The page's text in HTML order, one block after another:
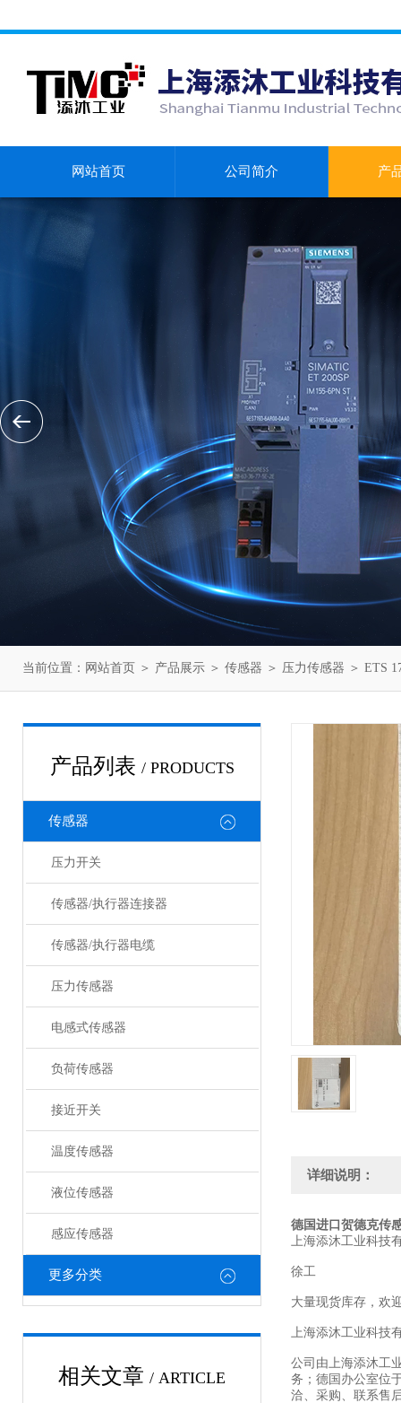
网站首页 公司简介 产
当前位置： 网站首页 ＞ 产品展示 ＞ 传感器 ＞ 压力传感器 ＞ ETS
产品列表 / PRODUCTS
传感器
压力开关
传感器/执行器连接器
传感器/执行器电缆
压力传感器
电感式传感器
负荷传感器
接近开关
温度传感器
液位传感器
感应传感器
更多分类
相关文章 / ARTICLE
详细说明：
德国进口贺德克传
上海添沐工业科技
徐工
大量现货库存，欢
上海添沐工业科技
公司由上海添沐工
务；德国办公室位
洽、采购、联系售